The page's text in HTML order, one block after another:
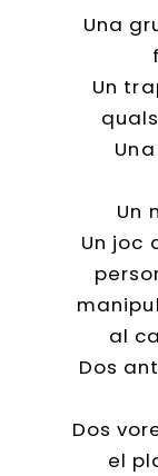
Una
Un
Un
Un joc
al
Dos
Dos
el